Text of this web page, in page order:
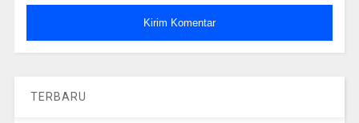
TERBARU